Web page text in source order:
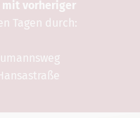
mit vorheriger
Tagen durch: